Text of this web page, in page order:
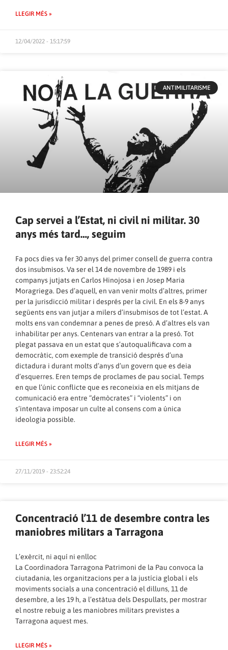
LLEGIR MÉS »
12/04/2022 - 15:17:59
ANTIMILITARISME
Cap servei a l’Estat, ni civil ni militar. 30
anys més tard…, seguim
Fa pocs dies va fer 30 anys del primer consell de guerra contra
dos insubmisos. Va ser el 14 de novembre de 1989 i els
companys jutjats en Carlos Hinojosa i en Josep Maria
Moragriega. Des d’aquell, en van venir molts d’altres, primer
per la jurisdicció militar i després per la civil. En els 8-9 anys
següents ens van jutjar a milers d’insubmisos de tot l’estat. A
molts ens van condemnar a penes de presó. A d’altres els van
inhabilitar per anys. Centenars van entrar a la presó. Tot
plegat passava en un estat que s’autoqualificava com a
democràtic, com exemple de transició després d’una
dictadura i durant molts d’anys d’un govern que es deia
d’esquerres. Eren temps de proclames de pau social. Temps
en que l’únic conflicte que es reconeixia en els mitjans de
comunicació era entre “demòcrates” i “violents” i on
s’intentava imposar un culte al consens com a única
ideologia possible.
LLEGIR MÉS »
27/11/2019 - 23:52:24
Concentració l’11 de desembre contra les
maniobres militars a Tarragona
L’exèrcit, ni aquí ni enlloc
La Coordinadora Tarragona Patrimoni de la Pau convoca la
ciutadania, les organitzacions per a la justícia global i els
moviments socials a una concentració el dilluns, 11 de
desembre, a les 19 h, a l’estàtua dels Despullats, per mostrar
el nostre rebuig a les maniobres militars previstes a
Tarragona aquest mes.
LLEGIR MÉS »